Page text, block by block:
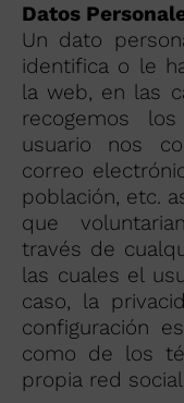
Datos
Un dato
identifica o le
la web, en las
recogemos
usuario nos
correo
población, etc.
que
través de
las cuales el
caso, la
configuración
como de los
propia red